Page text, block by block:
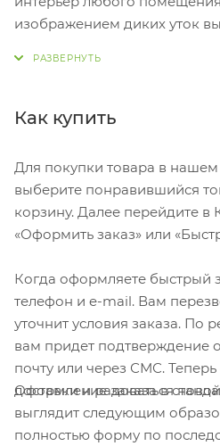
изображением диких уток
спектрум) на данный товар
Как купить
Для покупки товара в
выберите понравившийся
корзину. Далее перейдите в
«Оформить заказ» или
Когда оформляете быстрый
телефон и e-mail. Вам
уточнит условия заказа. По
вам придет подтверждение
почту или через СМС. Теперь
доставки и радоваться
Оформление заказа в
выглядит следующим
полностью форму по